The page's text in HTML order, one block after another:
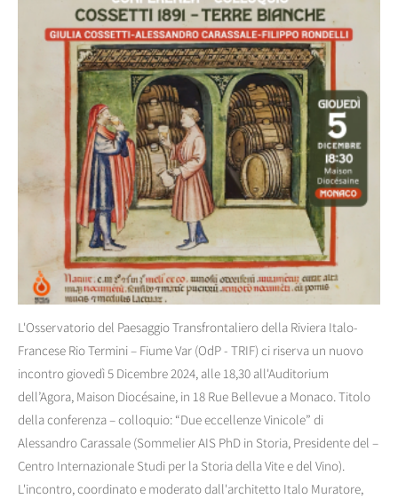
L'Osservatorio del Paesaggio Transfrontaliero della Riviera Italo-
Francese Rio Termini – Fiume Var (OdP - TRIF) ci riserva un nuovo
incontro giovedì 5 Dicembre 2024, alle 18,30 all'Auditorium
dell’Agora, Maison Diocésaine, in 18 Rue Bellevue a Monaco. Titolo
della conferenza – colloquio: “Due eccellenze Vinicole” di
Alessandro Carassale (Sommelier AIS PhD in Storia, Presidente del –
Centro Internazionale Studi per la Storia della Vite e del Vino).
L'incontro, coordinato e moderato dall'architetto Italo Muratore,